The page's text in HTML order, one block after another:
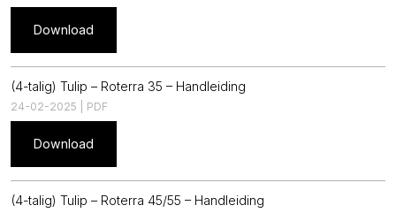
Download
(4-talig) Tulip – Roterra 35 – Handleiding
24-02-2025 | PDF
Download
(4-talig) Tulip – Roterra 45/55 – Handleiding